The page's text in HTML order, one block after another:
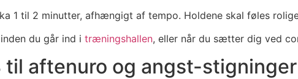
1 til 2 minutter, afhængigt af tempo. Holdene skal føles
du går ind i træningshallen, eller når du sætter dig ved
aftenuro og angst-stigninger